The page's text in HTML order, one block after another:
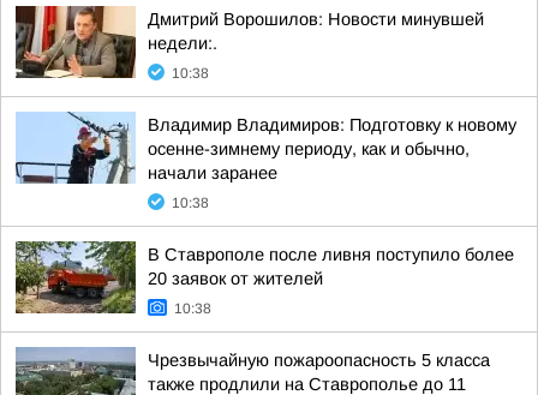
Дмитрий Ворошилов: Новости минувшей
недели:.
10:38
Владимир Владимиров: Подготовку к новому
осенне-зимнему периоду, как и обычно,
начали заранее
10:38
В Ставрополе после ливня поступило более
20 заявок от жителей
10:38
Чрезвычайную пожароопасность 5 класса
также продлили на Ставрополье до 11